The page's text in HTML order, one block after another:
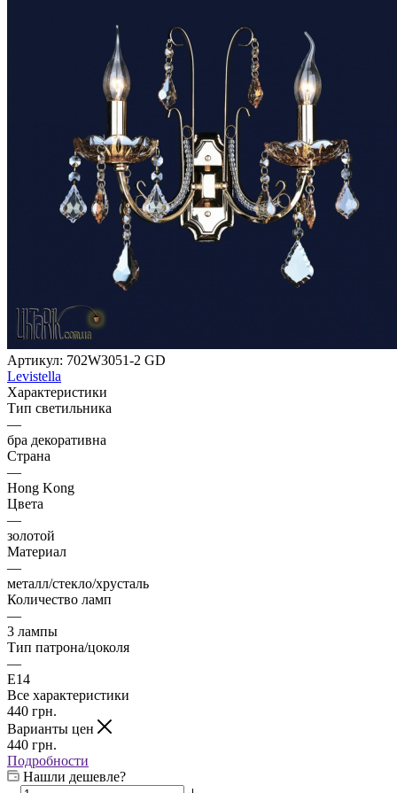
Артикул: 702W3051-2 GD
Levistella
Характеристики
Тип светильника
—
бра декоративна
Страна
—
Hong Kong
Цвета
—
золотой
Материал
—
металл/стекло/хрусталь
Количество ламп
—
3 лампы
Тип патрона/цоколя
—
E14
Все характеристики
440 грн.
Варианты цен
440 грн.
Подробности
Нашли дешевле?